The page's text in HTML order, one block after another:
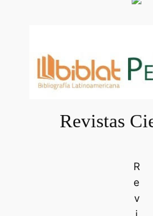
Revistas
R
e
v